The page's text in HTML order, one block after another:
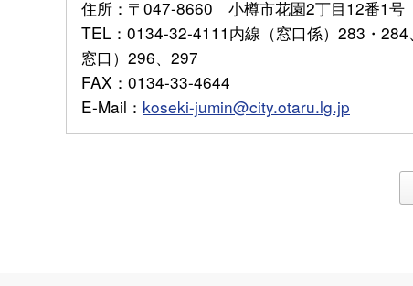
住所 ：〒047-8660 小樽市花園2丁目12番1号
TEL ：0134-32-4111内線（窓口係）283・
窓口）296、297
FAX ：0134-33-4644
E-Mail ： koseki-jumin@city.otaru.lg.jp